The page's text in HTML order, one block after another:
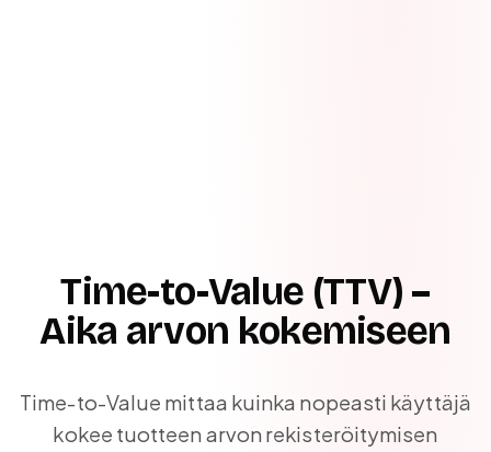
Time-to-Value (TTV) –
Aika arvon kokemiseen
Time-to-Value mittaa kuinka nopeasti käyttäjä
kokee tuotteen arvon rekisteröitymisen